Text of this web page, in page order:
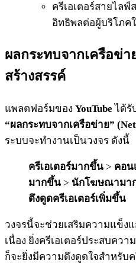
ครีเอเตอร์สายไลฟ์
อิทธิพลต่อผู้บริโภค
ผลกระทบจากเครือข่า
สร้างสรรค์
แพลตฟอร์มของ YouTubeได้รั
“ผลกระทบจากเครือข่าย”
ระบบจะทำงานเป็นวงจร ดังนี้
ครีเอเตอร์มากขึ้น > คอน
มากขึ้น > นักโฆษณามา
ดึงดูดครีเอเตอร์เพิ่มขึ้น
วงจรนี้จะช่วยเสริมความแข็ง
เนื่อง ยิ่งครีเอเตอร์ประสบคว
ก็จะยิ่งมีความดึงดูดใจสำหรับ